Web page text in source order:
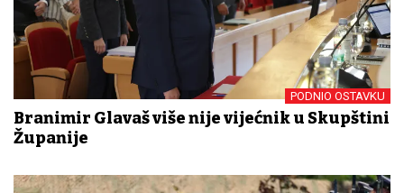
PODNIO OSTAVKU
Branimir Glavaš više nije vijećnik u Skupštini
Županije